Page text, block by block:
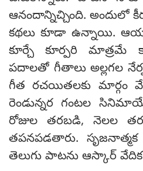
ఆనందాన్నిచ్చింది. అందులో
కథలు కూడా ఉన్నాయి.
కూర్చే కూర్పరి మాత్రమే
పదాలతో గీతాలు అల్లగల
గీత రచయితలకు మార్గం
రెండున్నర గంటల
రోజుల తరబడి, నెలల
తపనపడతారు.
తెలుగు పాటను ఆస్కార్